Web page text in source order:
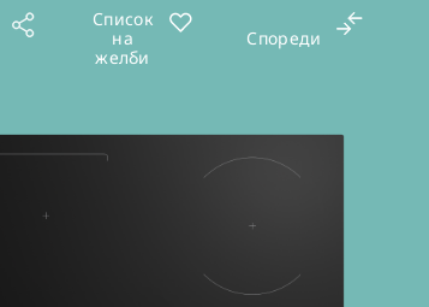
Список
на
желби
Спореди